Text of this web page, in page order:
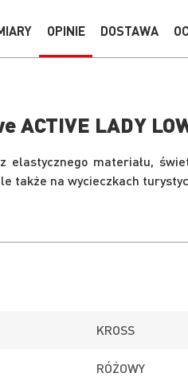
LADY
elastycznego materiału,
także na wycieczkach
KROSS
RÓŻOWY
OPINIE DOSTAWA